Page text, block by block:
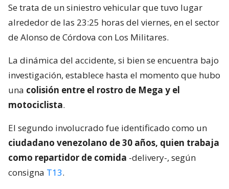
Se trata de un siniestro vehicular que tuvo lugar
alrededor de las 23:25 horas del viernes, en el sector
de Alonso de Córdova con Los Militares.
La dinámica del accidente, si bien se encuentra bajo
investigación, establece hasta el momento que hubo
una colisión entre el rostro de Mega y el
motociclista.
El segundo involucrado fue identificado como un
ciudadano venezolano de 30 años, quien trabaja
como repartidor de comida -delivery-, según
consigna T13.